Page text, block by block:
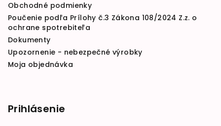
Obchodné podmienky
Poučenie podľa Prílohy č.3 Zákona 108/2024 Z.z. o
ochrane spotrebiteľa
Dokumenty
Upozornenie - nebezpečné výrobky
Moja objednávka
Prihlásenie